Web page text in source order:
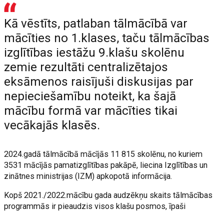
Kā vēstīts, patlaban tālmācībā var
mācīties no 1.klases, taču tālmācības
izglītības iestāžu 9.klašu skolēnu
zemie rezultāti centralizētajos
eksāmenos raisījuši diskusijas par
nepieciešamību noteikt, ka šajā
mācību formā var mācīties tikai
vecākajās klasēs.
2024.gadā tālmācībā mācījās 11 815 skolēnu, no kuriem
3531 mācījās pamatizglītības pakāpē, liecina Izglītības un
zinātnes ministrijas (IZM) apkopotā informācija.
Kopš 2021./2022.mācību gada audzēkņu skaits tālmācības
programmās ir pieaudzis visos klašu posmos, īpaši